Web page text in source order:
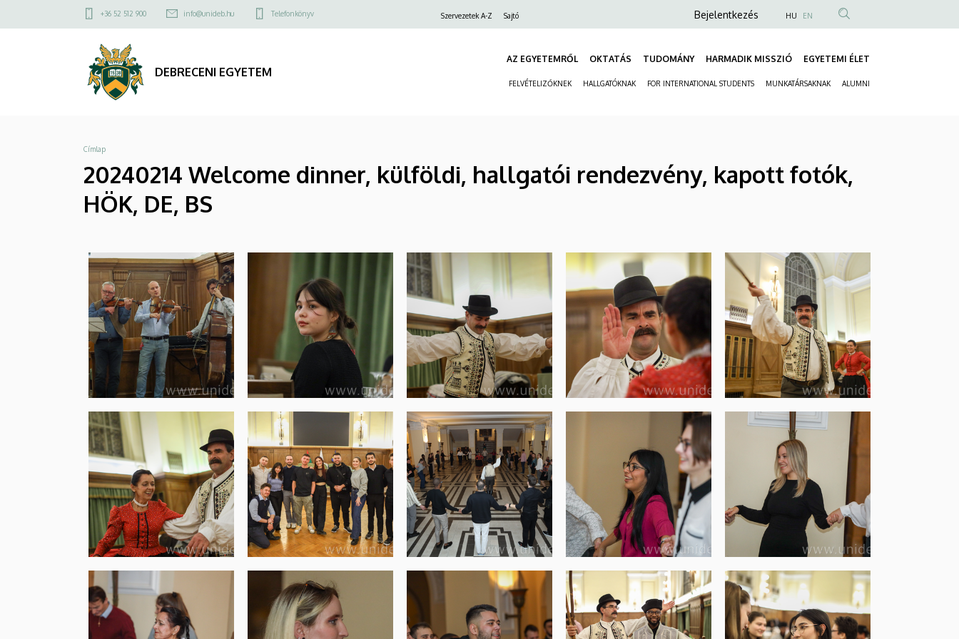
DEBRECENI
EGYETEM
a
Felső
menü
+36 52 512 900 info@unideb.hu Telefonkönyv Szervezetek A-Z Sajtó
Anonim
fiók
Bejelentkezés HU EN
DEBRECENI EGYETEM
AZ EGYETEMRŐL OKTATÁS TUDOMÁNY HARMADIK MISSZIÓ EGYETEMI ÉLET
FELVÉTELIZŐKNEK HALLGATÓKNAK FOR INTERNATIONAL STUDENTS MUNKATÁRSAKNAK ALUMNI
Morzsa
Címlap
20240214 Welcome dinner, külföldi, hallgatói rendezvény, kapott fotók,
HÖK, DE, BS